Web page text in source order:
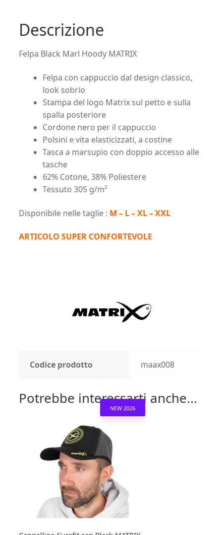
Descrizione
Felpa Black Marl Hoody MATRIX
Felpa con cappuccio dal design classico,
look sobrio
Stampa del logo Matrix sul petto e sulla
spalla posteriore
Cordone nero per il cappuccio
Polsini e vita elasticizzati, a costine
Tasca a marsupio con doppio accesso alle
tasche
62% Cotone, 38% Poliestere
Tessuto 305 g/m²
Disponibile nelle taglie : M – L – XL – XXL
ARTICOLO SUPER CONFORTEVOLE
Codice prodotto maax008
Potrebbe interessarti anche...
NEW 2026